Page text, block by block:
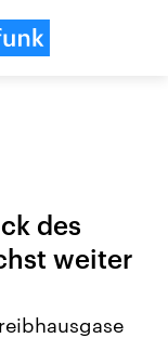
des
weiter